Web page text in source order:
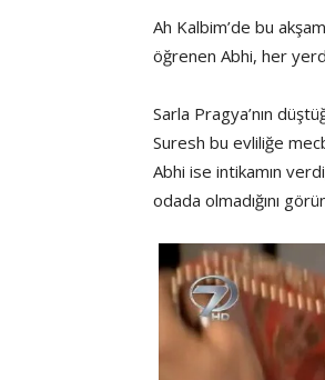
Ah Kalbim’de bu
öğrenen Abhi, her
Sarla Pragya’nın
Suresh bu evliliğe
Abhi ise intikamın
odada olmadığını